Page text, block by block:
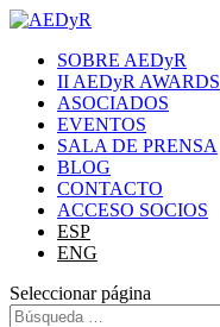
SOBRE AEDyR
II AEDyR AWARDS
ASOCIADOS
EVENTOS
SALA DE PRENSA
BLOG
CONTACTO
ACCESO SOCIOS
ESP
ENG
Seleccionar página